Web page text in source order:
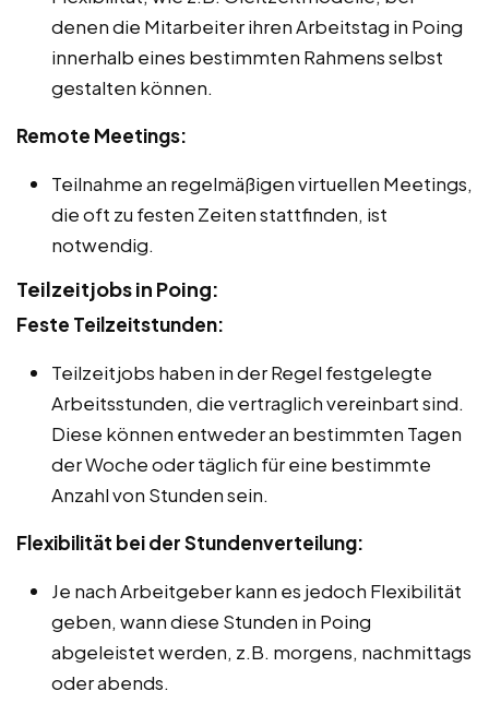
denen die Mitarbeiter ihren Arbeitstag in Poing
innerhalb eines bestimmten Rahmens selbst
gestalten können.
Remote Meetings:
Teilnahme an regelmäßigen virtuellen Meetings,
die oft zu festen Zeiten stattfinden, ist
notwendig.
Teilzeitjobs in Poing:
Feste Teilzeitstunden:
Teilzeitjobs haben in der Regel festgelegte
Arbeitsstunden, die vertraglich vereinbart sind.
Diese können entweder an bestimmten Tagen
der Woche oder täglich für eine bestimmte
Anzahl von Stunden sein.
Flexibilität bei der Stundenverteilung:
Je nach Arbeitgeber kann es jedoch Flexibilität
geben, wann diese Stunden in Poing
abgeleistet werden, z.B. morgens, nachmittags
oder abends.